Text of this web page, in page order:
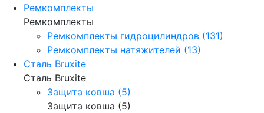
Ремкомплекты
Ремкомплекты
Ремкомплекты гидроцилиндров (131)
Ремкомплекты натяжителей (13)
Сталь Bruxite
Сталь Bruxite
Защита ковша (5)
Защита ковша (5)